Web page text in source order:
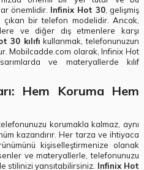
önemlidir. Infinix Hot 30, gelişmiş
çıkan bir telefon modelidir. Ancak,
ve diğer dış etmenlere karşı
30 kılıfı kullanmak, telefonunuzun
Mobilcadde.com olarak, Infinix Hot
ve materyallerde kılıf
Hem Koruma Hem
korumakla kalmaz, aynı
kazandırır. Her tarza ve ihtiyaca
kişiselleştirmenize olanak
ve materyallerle, telefonunuzu
stilinizi yansıtabilirsiniz. Infinix Hot